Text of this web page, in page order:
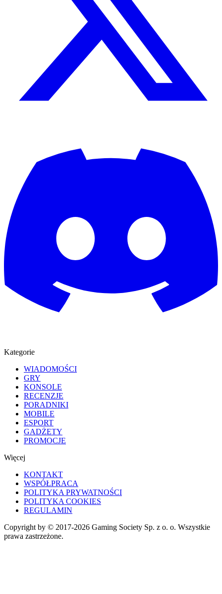
Kategorie
WIADOMOŚCI
GRY
KONSOLE
RECENZJE
PORADNIKI
MOBILE
ESPORT
GADŻETY
PROMOCJE
Więcej
KONTAKT
WSPÓŁPRACA
POLITYKA PRYWATNOŚCI
POLITYKA COOKIES
REGULAMIN
Copyright by © 2017-2026 Gaming Society Sp. z o. o. Wszystkie
prawa zastrzeżone.